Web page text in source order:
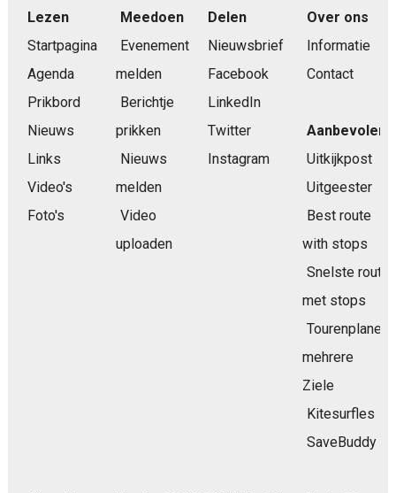
Lezen
Startpagina
Agenda
Prikbord
Nieuws
Links
Video's
Foto's
Meedoen
Evenement
melden
Berichtje
prikken
Nieuws
melden
Video
uploaden
Delen
Nieuwsbrief
Facebook
LinkedIn
Twitter
Instagram
Over ons
Informatie
Contact
Aanbevolen
Uitkijkpost
Uitgeester
Best route
with stops
Snelste route
met stops
Tourenplaner
mehrere
Ziele
Kitesurfles
SaveBuddy